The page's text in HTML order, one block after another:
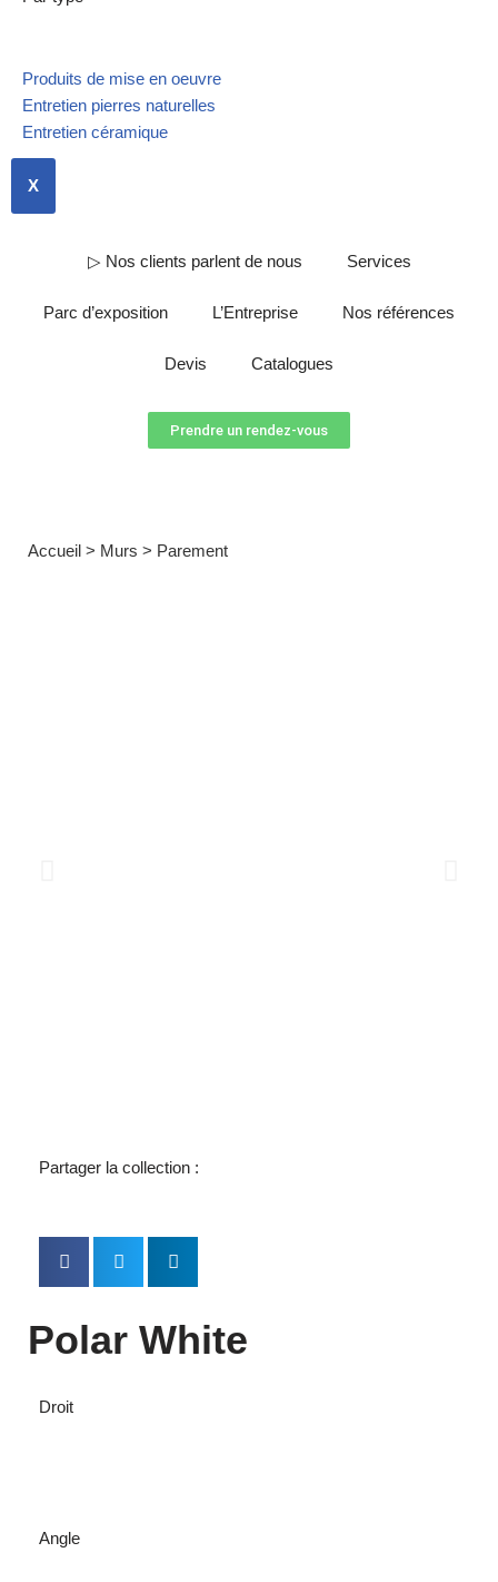
Produits de mise en oeuvre
Entretien pierres naturelles
Entretien céramique
X
▷ Nos clients parlent de nous Services
Parc d’exposition L’Entreprise Nos références
Devis Catalogues
Prendre un rendez-vous
Accueil > Murs > Parement
Partager la collection :
Polar White
Droit
Angle